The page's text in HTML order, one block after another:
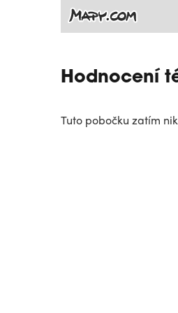
Hodnocení
Tuto pobočku zatím